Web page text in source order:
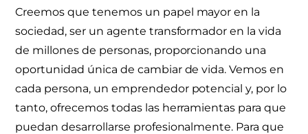
Creemos que tenemos un papel mayor en la
sociedad, ser un agente transformador en la vida
de millones de personas, proporcionando una
oportunidad única de cambiar de vida. Vemos en
cada persona, un emprendedor potencial y, por lo
tanto, ofrecemos todas las herramientas para que
puedan desarrollarse profesionalmente. Para que